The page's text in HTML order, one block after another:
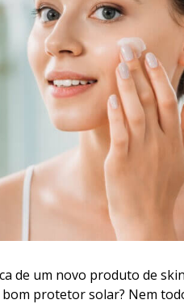
de um novo produto de
bom protetor solar? Nem